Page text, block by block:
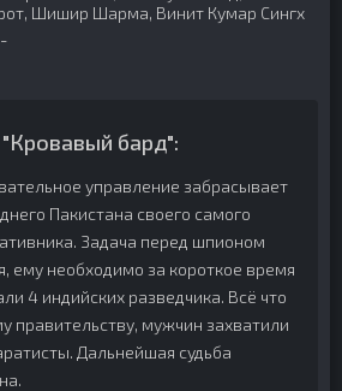
Шишир Шарма, Винит Кумар Сингх
-
бард":
управление забрасывает
Пакистана своего самого
Задача перед шпионом
ему необходимо за короткое время
4 индийских разведчика. Всё что
правительству, мужчин захватили
Дальнейшая судьба